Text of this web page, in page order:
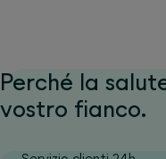
Perché la
vostro fianco.